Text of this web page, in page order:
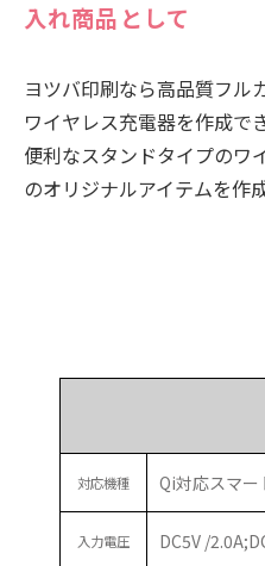
入れ商品として
ヨツバ印刷なら高品質フル
ワイヤレス充電器を作成で
便利なスタンドタイプのワ
のオリジナルアイテムを作
対応機種 Qi対応スマー
入力電圧 DC5V /